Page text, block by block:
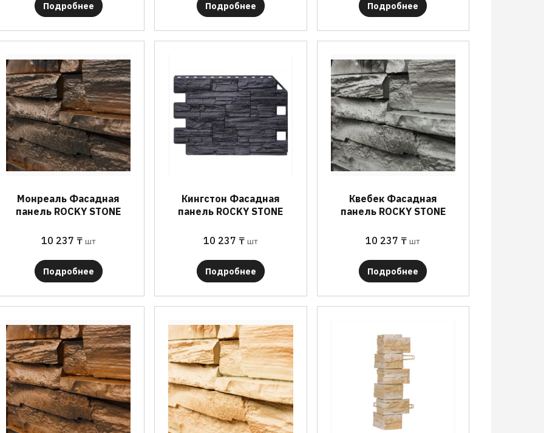
Подробнее Подробнее Подробнее
Монреаль Фасадная
панель ROCKY STONE
10 237 ₸ шт
Подробнее
Кингстон Фасадная
панель ROCKY STONE
10 237 ₸ шт
Подробнее
Квебек Фасадная
панель ROCKY STONE
10 237 ₸ шт
Подробнее